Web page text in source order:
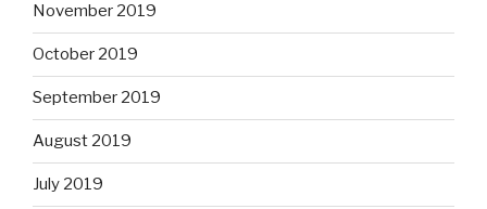
November 2019
October 2019
September 2019
August 2019
July 2019